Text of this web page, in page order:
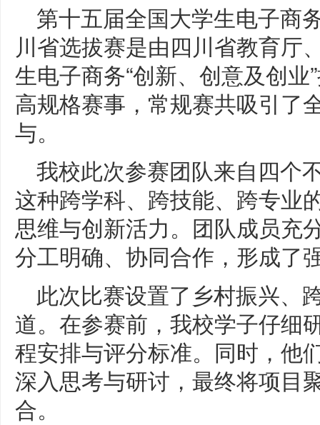
第十五届全国大学生电子商
川省选拔赛是由四川省教育厅
生电子商务“创新、创意及创
高规格赛事，常规赛共吸引了
与。
我校此次参赛团队来自四个
这种跨学科、跨技能、跨专业
思维与创新活力。团队成员充
分工明确、协同合作，形成了
此次比赛设置了乡村振兴、
道。在参赛前，我校学子仔细
程安排与评分标准。同时，他
深入思考与研讨，最终将项目
合。